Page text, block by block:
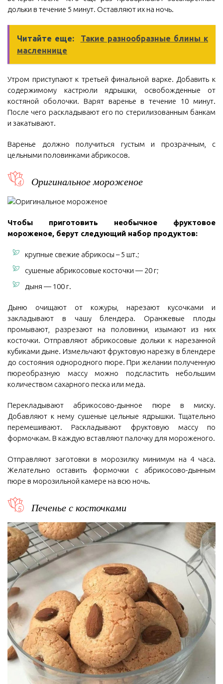
дольки в течение 5 минут. Оставляют их на ночь.
Читайте еще:
Такие разнообразные блины к
масленнице
Утром приступают к третьей финальной варке. Добавить к
содержимому кастрюли ядрышки, освобожденные от
костяной оболочки. Варят варенье в течение 10 минут.
После чего раскладывают его по стерилизованным банкам
и закатывают.
Варенье должно получиться густым и прозрачным, с
цельными половинками абрикосов.
Оригинальное мороженое
Чтобы приготовить необычное фруктовое
мороженое, берут следующий набор продуктов:
крупные свежие абрикосы – 5 шт.;
сушеные абрикосовые косточки — 20 г;
дыня — 100 г.
Дыню очищают от кожуры, нарезают кусочками и
закладывают в чашу блендера. Оранжевые плоды
промывают, разрезают на половинки, изымают из них
косточки. Отправляют абрикосовые дольки к нарезанной
кубиками дыне. Измельчают фруктовую нарезку в блендере
до состояния однородного пюре. При желании полученную
пюреобразную массу можно подсластить небольшим
количеством сахарного песка или меда.
Перекладывают абрикосово-дынное пюре в миску.
Добавляют к нему сушеные цельные ядрышки. Тщательно
перемешивают. Раскладывают фруктовую массу по
формочкам. В каждую вставляют палочку для мороженого.
Отправляют заготовки в морозилку минимум на 4 часа.
Желательно оставить формочки с абрикосово-дынным
пюре в морозильной камере на всю ночь.
Печенье с косточками